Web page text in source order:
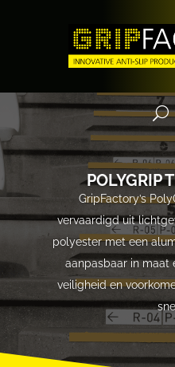
POLYGRIP
GripFactory’s
vervaardigd uit
polyester met een
aanpasbaar in maat
veiligheid en